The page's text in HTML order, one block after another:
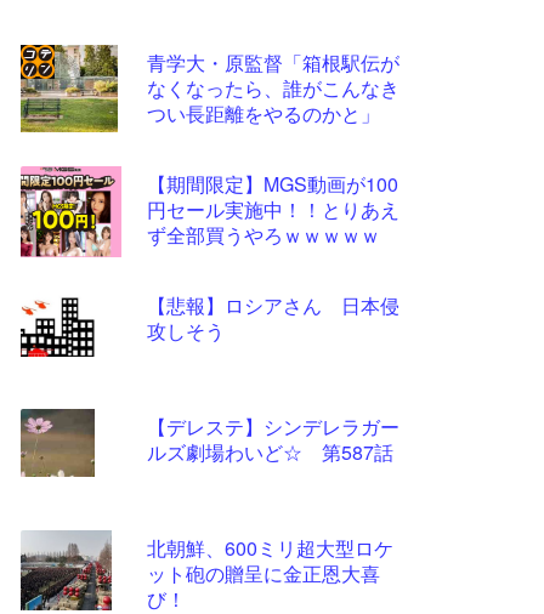
青学大・原監督「箱根駅伝が
なくなったら、誰がこんなき
つい長距離をやるのかと」
【期間限定】MGS動画が100
円セール実施中！！とりあえ
ず全部買うやろｗｗｗｗｗ
【悲報】ロシアさん 日本侵
攻しそう
【デレステ】シンデレラガー
ルズ劇場わいど☆ 第587話
北朝鮮、600ミリ超大型ロケ
ット砲の贈呈に金正恩大喜
び！
コテ
リン
- 固
定リ
ンク
更新
ツー